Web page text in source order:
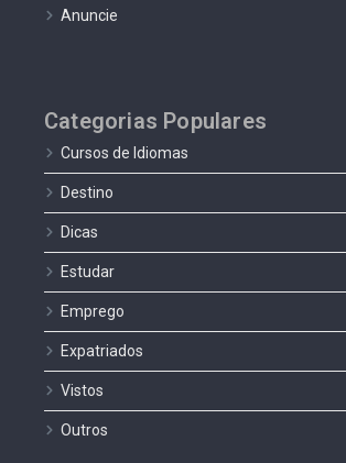
Anuncie
Categorias Populares
Cursos de Idiomas
Destino
Dicas
Estudar
Emprego
Expatriados
Vistos
Outros